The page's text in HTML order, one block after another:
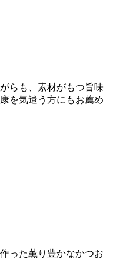
らも、素材がもつ旨味
を気遣う方にもお薦め
った薫り豊かなかつお